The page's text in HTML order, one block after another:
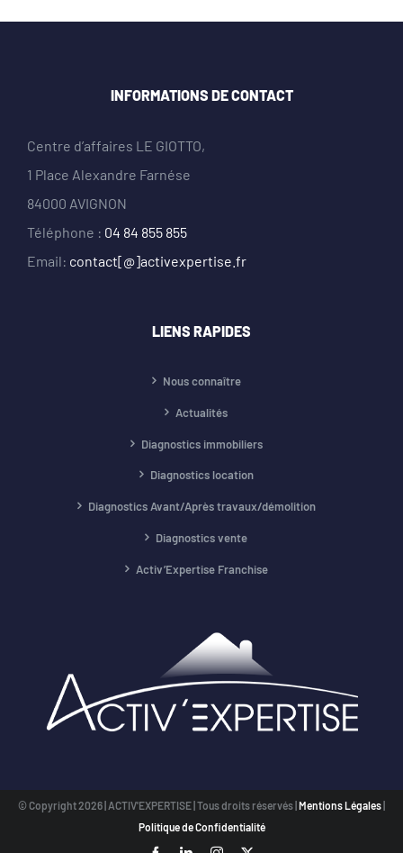
INFORMATIONS DE CONTACT
Centre d’affaires LE GIOTTO,
1 Place Alexandre Farnése
84000 AVIGNON
Téléphone : 04 84 855 855
Email: contact[@]activexpertise.fr
LIENS RAPIDES
Nous connaître
Actualités
Diagnostics immobiliers
Diagnostics location
Diagnostics Avant/Après travaux/démolition
Diagnostics vente
Activ’Expertise Franchise
© Copyright2026 | ACTIV'EXPERTISE | Tous droits réservés |Mentions Légales|
Politique de Confidentialité